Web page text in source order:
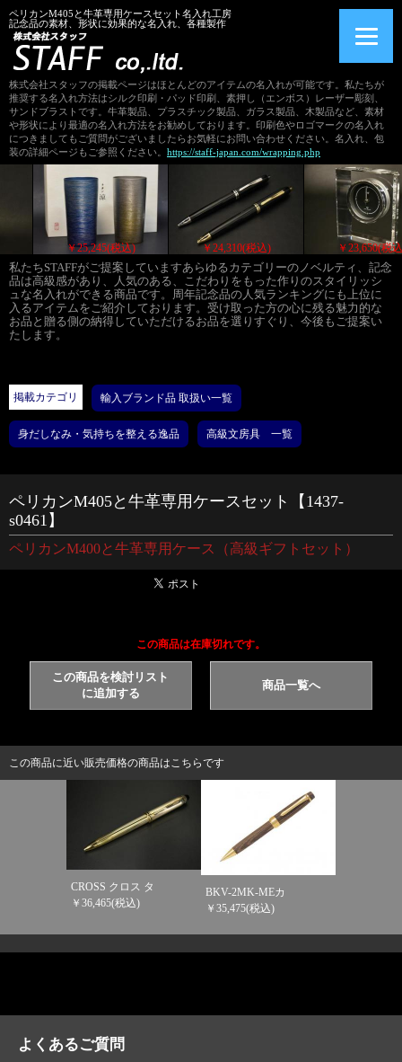
ペリカンM405と牛革専用ケースセット名入れ工房
記念品の素材、形状に効果的な名入れ、各種製作
株式会社スタッフの掲載ページはほとんどのアイテムの名入れが可能です。私たちが
推奨する名入れ方法はシルク印刷・パッド印刷、素押し（エンボス）レーザー彫刻、
サンドブラストです。牛革製品、プラスチック製品、ガラス製品、木製品など、素材
や形状により最適の名入れ方法をお勧めしております。印刷色やロゴマークの名入れ
につきましてもご質問がございましたらお気軽にお問い合わせください。名入れ、包
装の詳細ページもご参照ください。 https://staff-japan.com/wrapping.php
￥25,245(税込) ￥24,310(税込) ￥
私たちSTAFFがご提案していますあらゆるカテゴリーのノベルティ、記念
品は高級感があり、人気のある、こだわりをもった作りのスタイリッシ
ュな名入れができる商品です。周年記念品の人気ランキングにも上位に
入るアイテムをご紹介しております。受け取った方の心に残る魅力的な
お品と贈る側の納得していただけるお品を選りすぐり、今後もご提案い
たします。
掲載カテゴリ 輸入ブランド品 取扱い一覧
身だしなみ・気持ちを整える逸品 高級文房具 一覧
ペリカンM405と牛革専用ケースセット【1437-
s0461】
ペリカンM400と牛革専用ケース（高級ギフトセット）
この商品は在庫切れです。
この商品を検討リスト
に追加する
商品一覧へ
この商品に近い販売価格の商品はこちらです
CROSS クロス タ
￥36,465(税込)
BKV-2MK-MEカ
￥35,475(税込)
よくあるご質問